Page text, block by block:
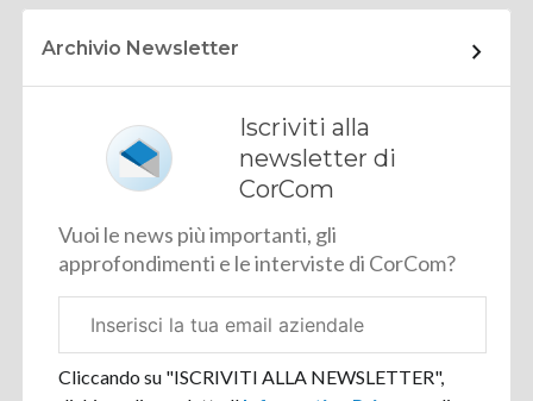
Archivio Newsletter
Iscriviti alla
newsletter di
CorCom
Vuoi le news più importanti, gli
approfondimenti e le interviste di CorCom?
aziendale
Cliccando su "ISCRIVITI ALLA NEWSLETTER",